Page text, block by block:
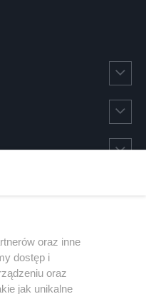
oraz inne
dostęp i
oraz
jak unikalne